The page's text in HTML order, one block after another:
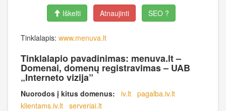
Iškelti Atnaujinti SEO ?
Tinklalapis: www.menuva.lt
Tinklalapio pavadinimas: menuva.lt –
Domenai, domenų registravimas – UAB
„Interneto vizija”
Nuorodos į kitus domenus: iv.lt pagalba.iv.lt
klientams.iv.lt serveriai.lt